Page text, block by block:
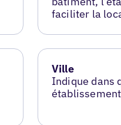
faciliter la
Ville
Indique dans